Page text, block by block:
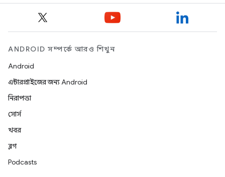
ANDROID সম্পর্কে আরও শিখুন
Android
এন্টারপ্রাইজের জন্য Android
নিরাপত্তা
সোর্স
খবর
ব্লগ
Podcasts